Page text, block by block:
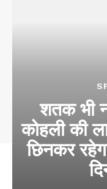
शतक भी
कोहली की
छिनकर